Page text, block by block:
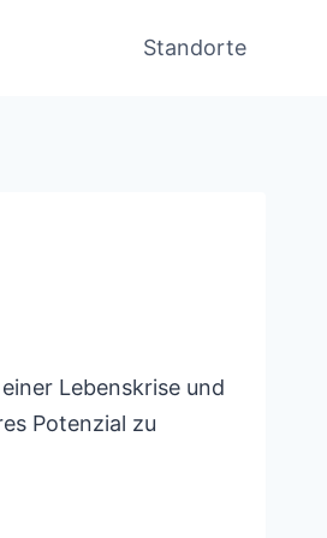
Standorte
Lebenskrise und
Potenzial zu